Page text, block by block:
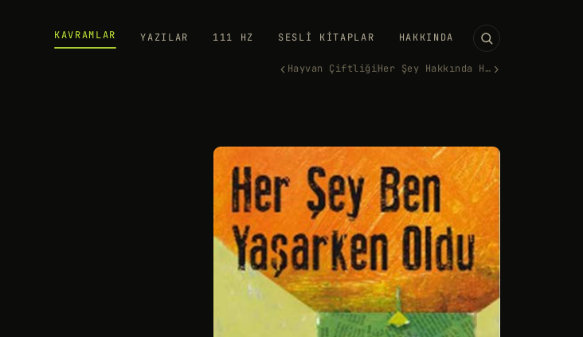
KAVRAMLAR YAZILAR 111 HZ SESLI KITAPLAR HAKKINDA
‹ Hayvan Çiftliği Her Şey Hakkında Hiçbir Şey ›